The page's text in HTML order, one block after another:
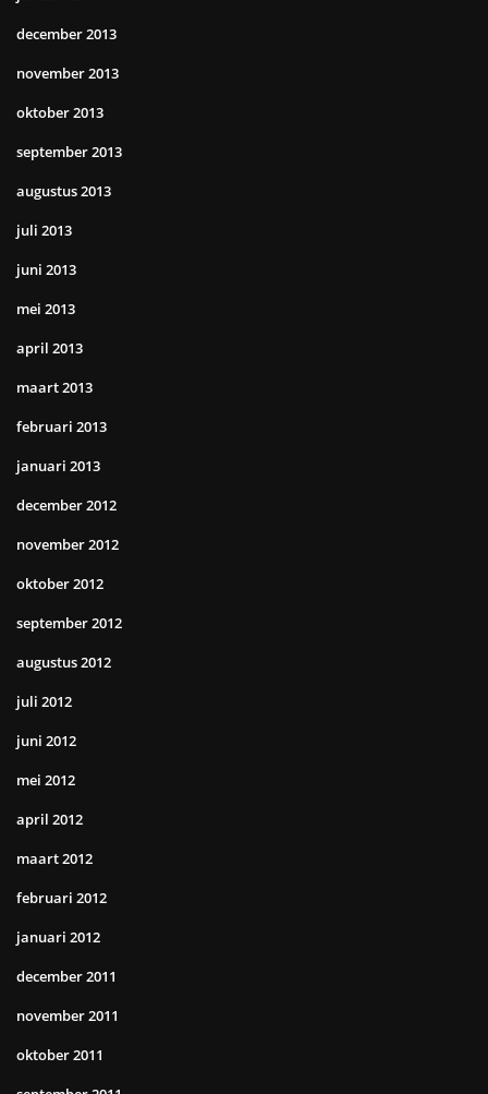
december 2013
november 2013
oktober 2013
september 2013
augustus 2013
juli 2013
juni 2013
mei 2013
april 2013
maart 2013
februari 2013
januari 2013
december 2012
november 2012
oktober 2012
september 2012
augustus 2012
juli 2012
juni 2012
mei 2012
april 2012
maart 2012
februari 2012
januari 2012
december 2011
november 2011
oktober 2011